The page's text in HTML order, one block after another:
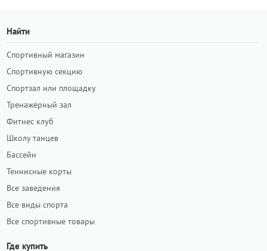
Найти
Спортивный магазин
Спортивную секцию
Спортзал или площадку
Тренажёрный зал
Фитнес клуб
Школу танцев
Бассейн
Теннисные корты
Все заведения
Все виды спорта
Все спортивные товары
Где купить